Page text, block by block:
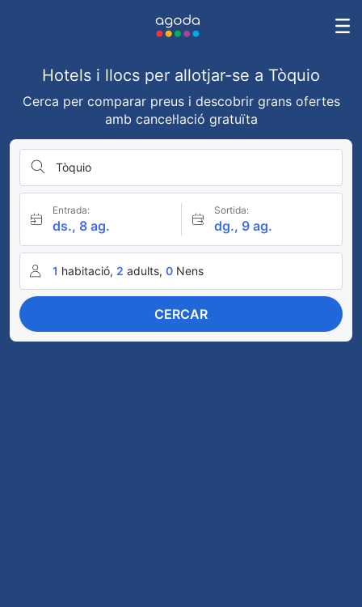
Hotels i llocs per allotjar-se a Tòquio
Cerca per comparar preus i descobrir grans ofertes
amb cancel·lació gratuïta
Tòquio
Entrada:
ds., 8 ag.
Sortida:
dg., 9 ag.
1 habitació, 2 adults, 0 Nens
CERCAR